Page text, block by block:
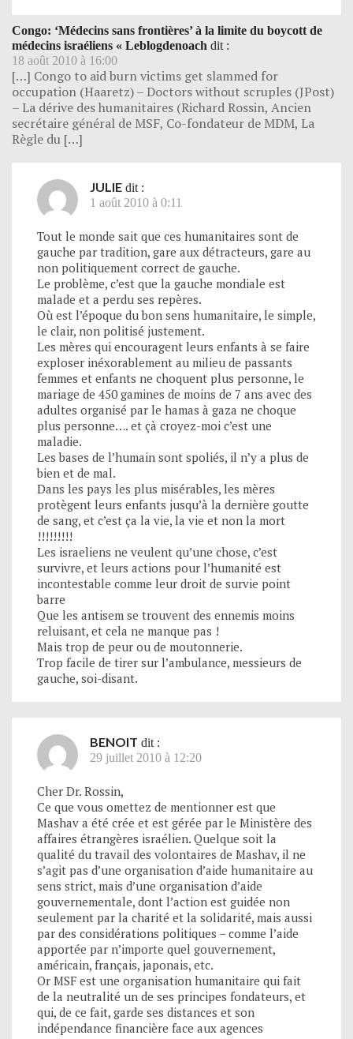
Congo: ‘Médecins sans frontières’ à la limite du boycott de
médecins israéliens « Leblogdenoach dit :
18 août 2010 à 16:00
[…] Congo to aid burn victims get slammed for
occupation (Haaretz) – Doctors without scruples (JPost)
– La dérive des humanitaires (Richard Rossin, Ancien
secrétaire général de MSF, Co-fondateur de MDM, La
Règle du […]
JULIE dit :
1 août 2010 à 0:11
Tout le monde sait que ces humanitaires sont de
gauche par tradition, gare aux détracteurs, gare au
non politiquement correct de gauche.
Le problème, c’est que la gauche mondiale est
malade et a perdu ses repères.
Où est l’époque du bon sens humanitaire, le simple,
le clair, non politisé justement.
Les mères qui encouragent leurs enfants à se faire
exploser inéxorablement au milieu de passants
femmes et enfants ne choquent plus personne, le
mariage de 450 gamines de moins de 7 ans avec des
adultes organisé par le hamas à gaza ne choque
plus personne…. et çà croyez-moi c’est une
maladie.
Les bases de l’humain sont spoliés, il n’y a plus de
bien et de mal.
Dans les pays les plus misérables, les mères
protègent leurs enfants jusqu’à la dernière goutte
de sang, et c’est ça la vie, la vie et non la mort
!!!!!!!!!
Les israeliens ne veulent qu’une chose, c’est
survivre, et leurs actions pour l’humanité est
incontestable comme leur droit de survie point
barre
Que les antisem se trouvent des ennemis moins
reluisant, et cela ne manque pas !
Mais trop de peur ou de moutonnerie.
Trop facile de tirer sur l’ambulance, messieurs de
gauche, soi-disant.
BENOIT dit :
29 juillet 2010 à 12:20
Cher Dr. Rossin,
Ce que vous omettez de mentionner est que
Mashav a été crée et est gérée par le Ministère des
affaires étrangères israélien. Quelque soit la
qualité du travail des volontaires de Mashav, il ne
s’agit pas d’une organisation d’aide humanitaire au
sens strict, mais d’une organisation d’aide
gouvernementale, dont l’action est guidée non
seulement par la charité et la solidarité, mais aussi
par des considérations politiques – comme l’aide
apportée par n’importe quel gouvernement,
américain, français, japonais, etc.
Or MSF est une organisation humanitaire qui fait
de la neutralité un de ses principes fondateurs, et
qui, de ce fait, garde ses distances et son
indépendance financière face aux agences